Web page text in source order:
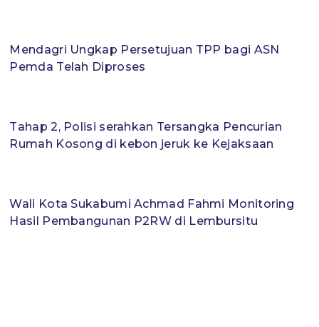
Mendagri Ungkap Persetujuan TPP bagi ASN
Pemda Telah Diproses
Tahap 2, Polisi serahkan Tersangka Pencurian
Rumah Kosong di kebon jeruk ke Kejaksaan
Wali Kota Sukabumi Achmad Fahmi Monitoring
Hasil Pembangunan P2RW di Lembursitu